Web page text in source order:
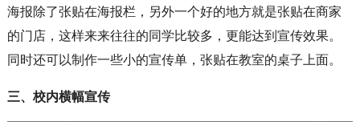
海报除了张贴在海报栏，另外一个好的地方就是张贴在商家
的门店，这样来来往往的同学比较多，更能达到宣传效果。
同时还可以制作一些小的宣传单，张贴在教室的桌子上面。
三、校内横幅宣传